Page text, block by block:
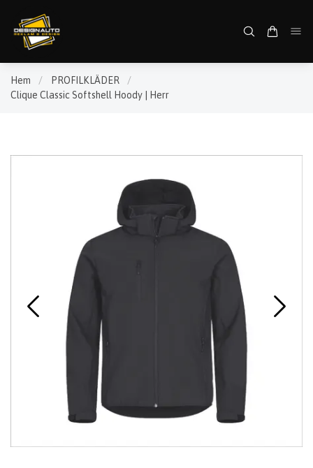
Hem / PROFILKLÄDER
/
Clique Classic Softshell Hoody | Herr